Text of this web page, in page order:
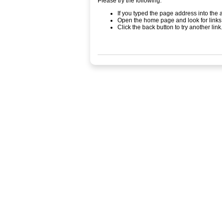
If you typed the page address into the
Open the home page and look for
Click the back button to try another link.